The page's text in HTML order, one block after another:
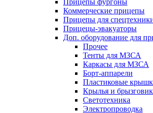
Прицепы фургоны
Коммерческие прицепы
Прицепы для
Прицецы-эвакуаторы
Доп. оборудование для
Прочее
Тенты для МЗСА
Каркасы для МЗСА
Борт-аппарели
Пластиковые
Крылья и
Светотехника
Электропроводка